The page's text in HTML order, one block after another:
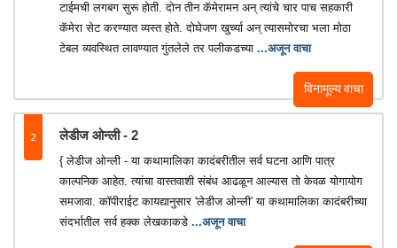
विनामूल्य वाचा
टाईमची लगबग सुरू होती. दोन तीन कॅमेरामन अन् त्यांचे चार पाच सहकारी
कॅमेरा सेट करण्यात व्यस्त होते. दोघेजण खुर्च्या अन् त्यासमोरचा भला मोठा
टेबल व्यवस्थित लावण्यात गुंतलेले तर पलीकडच्या ...अजून वाचा
2 लेडीज ओन्ली - 2
{ लेडीज ओन्ली - या कथामालिका कादंबरीतील सर्व घटना आणि पात्र
काल्पनिक आहेत. त्यांचा वास्तवाशी संबंध आढळून आल्यास तो केवळ योगायोग
समजावा. कॉपीराईट कायद्यानुसार 'लेडीज ओन्ली' या कथामालिका कादंबरीच्या
संदर्भातील सर्व हक्क लेखकाकडे ...अजून वाचा